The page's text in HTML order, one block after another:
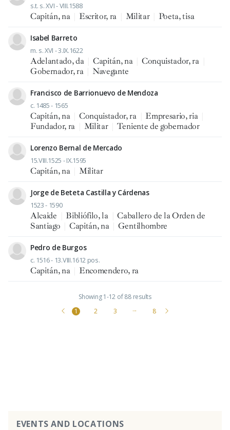
s.t. s. XVI - VIII.1588
Capitán, na Escritor, ra Militar Poeta, tisa
Isabel Barreto
m. s. XVI - 3.IX.1622
Adelantado, da Capitán, na Conquistador, ra
Gobernador, ra
Navegante
Francisco de Barrionuevo de Mendoza
c. 1485 - 1565
Capitán, na Conquistador, ra Empresario, ria
Fundador, ra
Militar Teniente de gobernador
Lorenzo Bernal de Mercado
15.VIII.1525 - IX.1595
Capitán, na Militar
Jorge de Beteta Castilla y Cárdenas
1523 - 1590
Alcaide Bibliófilo, la
Caballero de la Orden de
Santiago
Capitán, na Gentilhombre
Pedro de Burgos
c. 1516 - 13.VIII.1612 pos.
Capitán, na Encomendero, ra
Showing 1-12 of 88 results
1
2 3 ··· 8
EVENTS AND LOCATIONS